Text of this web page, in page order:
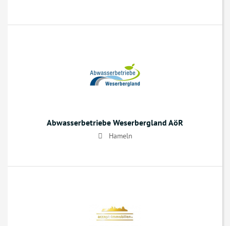
Abwasserbetriebe Weserbergland AöR
Hameln